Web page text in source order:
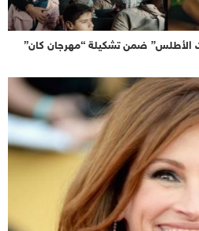
الأطلس” ضمن تشكيلة “مهرجان كان”